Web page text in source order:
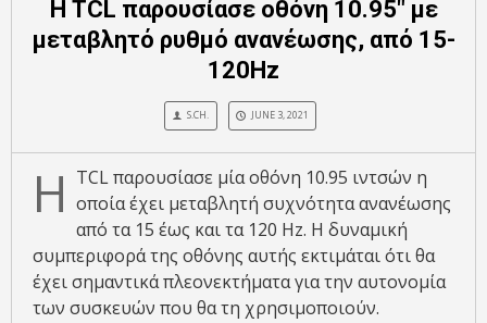
Η TCL παρουσίασε οθόνη 10.95″ με
μεταβλητό ρυθμό ανανέωσης, από 15-
120Hz
S.CH. JUNE 3, 2021
Η TCL παρουσίασε μία οθόνη 10.95 ιντσών η
οποία έχει μεταβλητή συχνότητα ανανέωσης
από τα 15 έως και τα 120 Hz. Η δυναμική
συμπεριφορά της οθόνης αυτής εκτιμάται ότι θα
έχει σημαντικά πλεονεκτήματα για την αυτονομία
των συσκευών που θα τη χρησιμοποιούν.